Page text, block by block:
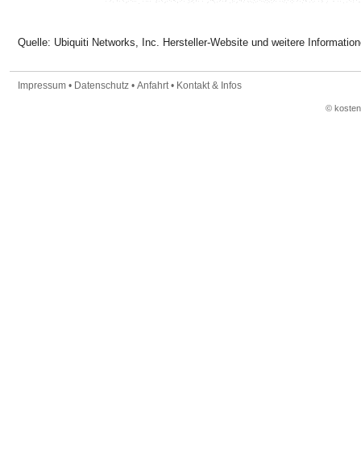
Quelle: Ubiquiti Networks, Inc. Hersteller-Website und weitere
Impressum • Datenschutz • Anfahrt • Kontakt & Infos
©